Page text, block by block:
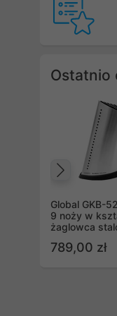
Ostatnio
Global GKB-
9 noży w
żaglowca
789,00 zł